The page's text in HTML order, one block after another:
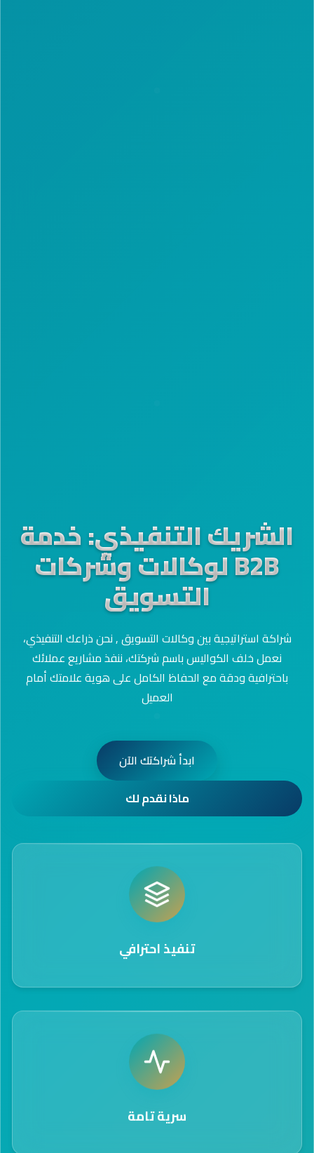
الشريك التنفيذي:خدمة
B2B لوكالات وشركات
التسويق
شراكة استراتيجية بين وكالات التسويق , نحن ذراعك التنفيذي،
نعمل خلف الكواليس باسم شركتك، ننفذ مشاريع عملائك
باحترافية ودقة مع الحفاظ الكامل على هوية علامتك أمام
العميل
ابدأ شراكتك الآن
ماذا نقدم لك
تنفيذ احترافي
سرية تامة